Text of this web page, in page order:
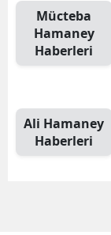
Mücteba
Hamaney
Haberleri
Ali Hamaney
Haberleri